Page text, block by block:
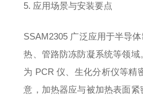
5. 应用场景与安装要点
SSAM2305 广泛应用于半导
热、管路防冻防凝系统等领
为 PCR 仪、生化分析仪等精
意，加热器应与被加热表面